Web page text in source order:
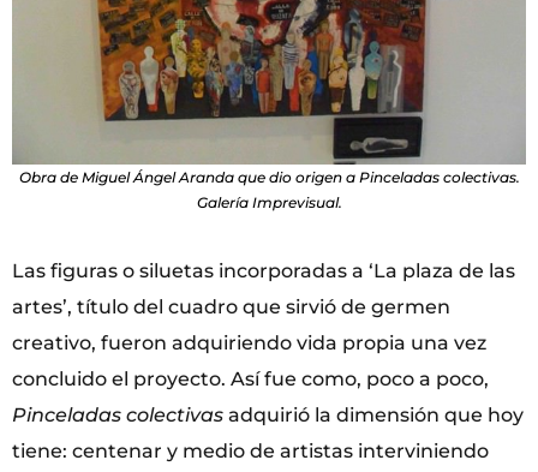
Obra de Miguel Ángel Aranda que dio origen a Pinceladas colectivas.
Galería Imprevisual.
Las figuras o siluetas incorporadas a ‘La plaza de las
artes’, título del cuadro que sirvió de germen
creativo, fueron adquiriendo vida propia una vez
concluido el proyecto. Así fue como, poco a poco,
Pinceladas colectivas adquirió la dimensión que hoy
tiene: centenar y medio de artistas interviniendo